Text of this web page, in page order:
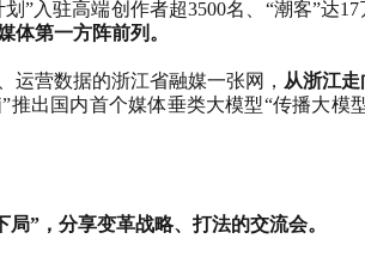
”入驻高端创作者超3500名、“潮客”达17
体第一方阵前列。
运营数据的浙江省融媒一张网， 从浙江
推出国内首个媒体垂类大模型“传播大模
”，分享变革战略、打法的交流会。